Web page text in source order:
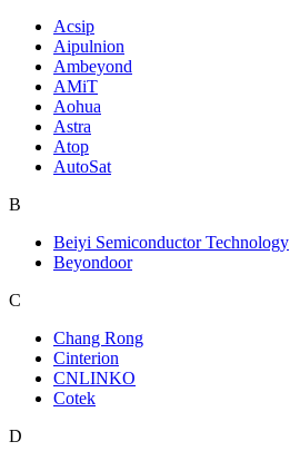
Acsip
Aipulnion
Ambeyond
AMiT
Aohua
Astra
Atop
AutoSat
B
Beiyi Semiconductor Technology
Beyondoor
C
Chang Rong
Cinterion
CNLINKO
Cotek
D